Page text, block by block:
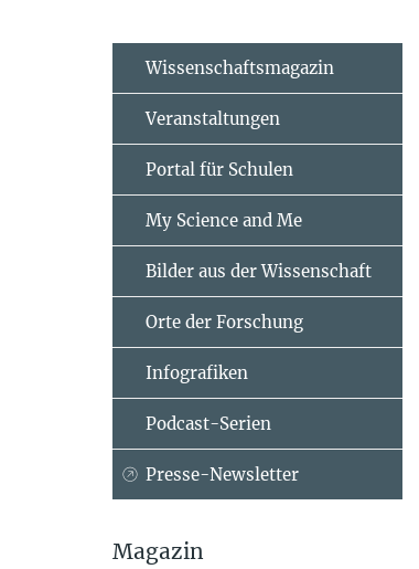
Wissenschaftsmagazin
Veranstaltungen
Portal für Schulen
My Science and Me
Bilder aus der Wissenschaft
Orte der Forschung
Infografiken
Podcast-Serien
Presse-Newsletter
Magazin